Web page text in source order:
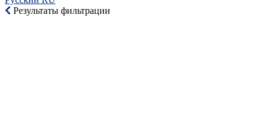
Результаты фильтрации